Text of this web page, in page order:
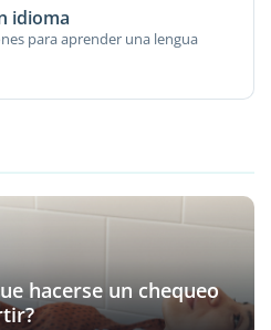
idioma
para aprender una lengua
hacerse un chequeo